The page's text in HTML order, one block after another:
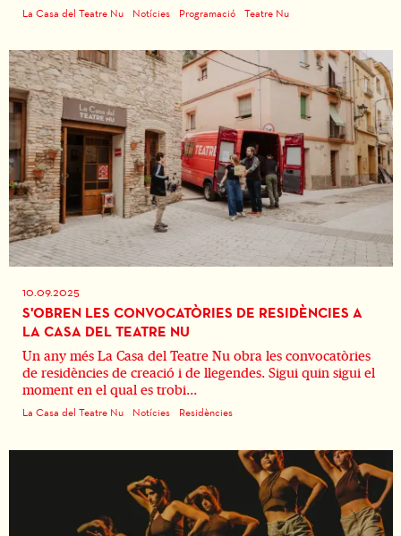
La Casa del Teatre Nu Notícies Programació Teatre Nu
10.09.2025
S'OBREN LES CONVOCATÒRIES DE RESIDÈNCIES A
LA CASA DEL TEATRE NU
Un any més La Casa del Teatre Nu obra les convocatòries
de residències de creació i de llegendes. Sigui quin sigui el
moment en el qual es trobi...
La Casa del Teatre Nu Notícies Residències